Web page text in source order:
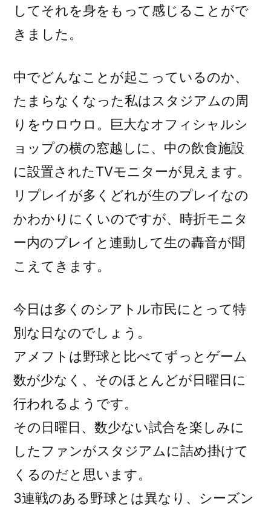
してそれを身をもって感じることがで
きました。
中でどんなことが起こっているのか、
たまらなくなった私はスタジアムの周
りをウロウロ。巨大なオフィシャルシ
ョップの横の窓越しに、中の飲食施設
に設置されたTVモニターが見えます。
リプレイが多くどれが生のプレイなの
かわかりにくいのですが、時折モニタ
ー内のプレイと連動して生の轟音が聞
こえてきます。
今日は多くのシアトル市民にとって特
別な日なのでしょう。
アメフトは野球と比べてずっとゲーム
数が少なく、そのほとんどが日曜日に
行われるようです。
その日曜日、数少ない試合を楽しみに
したファンがスタジアムに詰め掛けて
くるのだと思います。
3連戦のある野球とは異なり、シーズン